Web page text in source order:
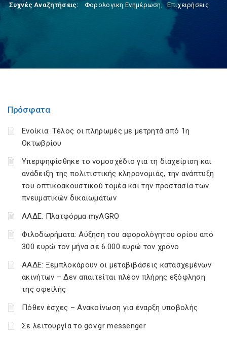
Συχνές Αναζητήσεις: Φορολογικη Ενημέρωση, Επιχειρήσεις
Πρόσφατα
Ενοίκια: Τέλος οι πληρωμές με μετρητά από 1η
Οκτωβρίου
Υπερψηφίσθηκε το νομοσχέδιο για τη διαχείριση και
ανάδειξη της πολιτιστικής κληρονομιάς, την ανάπτυξη
του οπτικοακουστικού τομέα και την προστασία των
πνευματικών δικαιωμάτων
ΑΑΔΕ: Πλατφόρμα myAGRO
Φιλοδωρήματα: Αύξηση του αφορολόγητου ορίου από
300 ευρώ τον μήνα σε 6.000 ευρώ τον χρόνο
ΑΑΔΕ: Ξεμπλοκάρουν οι μεταβιβάσεις κατασχεμένων
ακινήτων – Δεν απαιτείται πλέον πλήρης εξόφληση
της οφειλής
Πόθεν έσχες – Ανακοίνωση για έναρξη υποβολής
Σε λειτουργία το gov.gr messenger